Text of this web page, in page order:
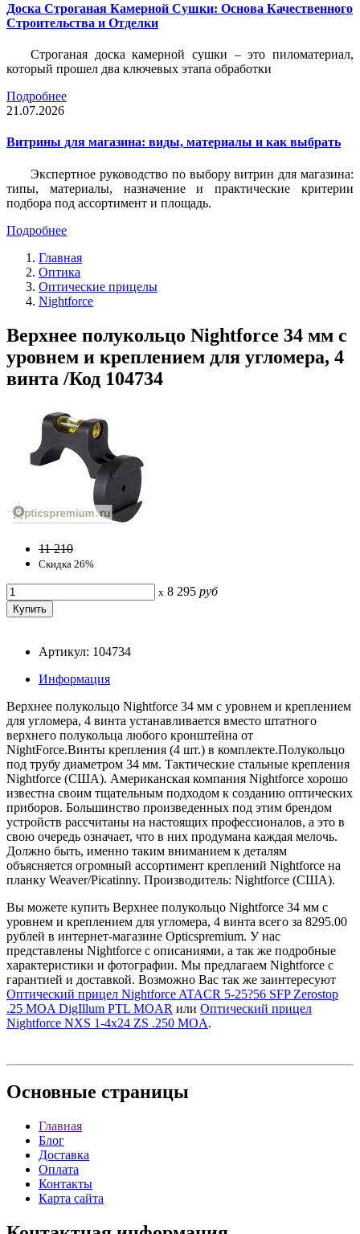
Доска Строганая Камерной Сушки: Основа Качественного
Строительства и Отделки
Строганая доска камерной сушки – это пиломатериал,
который прошел два ключевых этапа обработки
Подробнее
21.07.2026
Витрины для магазина: виды, материалы и как выбрать
Экспертное руководство по выбору витрин для магазина:
типы, материалы, назначение и практические критерии
подбора под ассортимент и площадь.
Подробнее
Главная
Оптика
Оптические прицелы
Nightforce
Верхнее полукольцо Nightforce 34 мм c
уровнем и креплением для угломера, 4
винта /Код 104734
11 210
Скидка 26%
x 8 295 руб
Артикул: 104734
Информация
Верхнее полукольцо Nightforce 34 мм c уровнем и креплением
для угломера, 4 винта устанавливается вместо штатного
верхнего полукольца любого кронштейна от
NightForce.Винты крепления (4 шт.) в комплекте.Полукольцо
под трубу диаметром 34 мм. Тактические стальные крепления
Nightforce (США). Американская компания Nightforce хорошо
известна своим тщательным подходом к созданию оптических
приборов. Большинство произведенных под этим брендом
устройств рассчитаны на настоящих профессионалов, а это в
свою очередь означает, что в них продумана каждая мелочь.
Должно быть, именно таким вниманием к деталям
объясняется огромный ассортимент креплений Nightforce на
планку Weaver/Picatinny. Производитель: Nightforce (США).
Вы можете купить Верхнее полукольцо Nightforce 34 мм c
уровнем и креплением для угломера, 4 винта всего за 8295.00
рублей в интернет-магазине Opticspremium. У нас
представлены Nightforce с описаниями, а так же подробные
характеристики и фотографии. Мы предлагаем Nightforce с
гарантией и доставкой. Возможно Вас так же заинтересуют
Оптический прицел Nightforce ATACR 5-25?56 SFP Zerostop
.25 MOA DigIllum PTL MOAR или Оптический прицел
Nightforce NXS 1-4x24 ZS .250 MOA.
Основные страницы
Главная
Блог
Доставка
Оплата
Контакты
Карта сайта